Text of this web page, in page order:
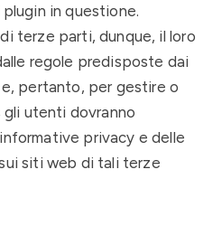
in questione.
terze parti, dunque, il loro
regole predisposte dai
pertanto, per gestire o
utenti dovranno
privacy e delle
siti web di tali terze